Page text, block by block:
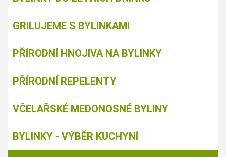
GRILUJEME S BYLINKAMI
PŘÍRODNÍ HNOJIVA NA BYLINKY
PŘÍRODNÍ REPELENTY
VČELAŘSKÉ MEDONOSNÉ BYLINY
BYLINKY - VÝBĚR KUCHYNÍ